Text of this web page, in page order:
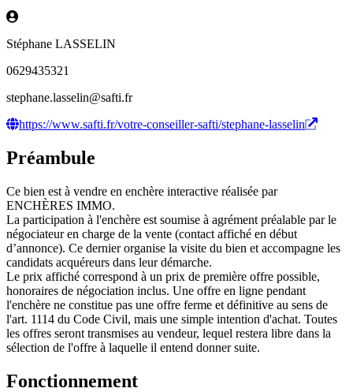
Stéphane LASSELIN
0629435321
stephane.lasselin@safti.fr
https://www.safti.fr/votre-conseiller-safti/stephane-lasselin
Préambule
Ce bien est à vendre en enchère interactive réalisée par
ENCHÈRES IMMO.
La participation à l'enchère est soumise à agrément préalable par le
négociateur en charge de la vente (contact affiché en début
d’annonce). Ce dernier organise la visite du bien et accompagne les
candidats acquéreurs dans leur démarche.
Le prix affiché correspond à un prix de première offre possible,
honoraires de négociation inclus. Une offre en ligne pendant
l'enchère ne constitue pas une offre ferme et définitive au sens de
l'art. 1114 du Code Civil, mais une simple intention d'achat. Toutes
les offres seront transmises au vendeur, lequel restera libre dans la
sélection de l'offre à laquelle il entend donner suite.
Fonctionnement